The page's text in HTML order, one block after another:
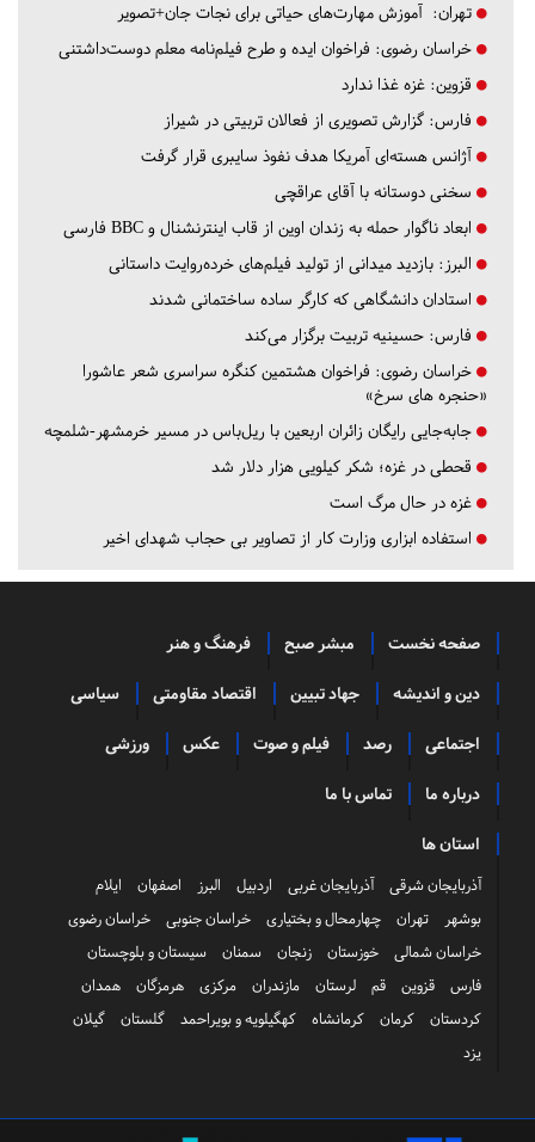
تهران: آموزش مهارت‌های حیاتی برای نجات جان+تصویر
خراسان رضوی: فراخوان ایده و طرح فیلم‌نامه معلم دوست‌داشتنی
قزوین: غزه غذا ندارد
فارس: گزارش تصویری از فعالان تربیتی در شیراز
آژانس هسته‌ای آمریکا هدف نفوذ سایبری قرار گرفت
سخنی دوستانه با آقای عراقچی
ابعاد ناگوار حمله به زندان اوین از قاب اینترنشنال و BBC فارسی
البرز: بازدید میدانی از تولید فیلم‌های خرده‌روایت داستانی
استادان دانشگاهی که کارگر ساده ساختمانی شدند
فارس: حسینیه تربیت برگزار می‌کند
خراسان رضوی: فراخوان هشتمین کنگره سراسری شعر عاشورا
«حنجره های سرخ»
جابه‌جایی رایگان زائران اربعین با ریل‌باس در مسیر خرمشهر-شلمچه
قحطی در غزه؛ شکر کیلویی هزار دلار شد
غزه در حال مرگ است
استفاده ابزاری وزارت کار از تصاویر بی حجاب شهدای اخیر
صفحه نخست مبشر صبح فرهنگ و هنر
دین و اندیشه جهاد تبیین اقتصاد مقاومتی سیاسی
اجتماعی رصد فیلم و صوت عکس ورزشی
درباره ما تماس با ما
استان ها
آذربایجان شرقی آذربایجان غربی اردبیل البرز اصفهان
ایلام
بوشهر
تهران چهارمحال و بختیاری خراسان جنوبی
خراسان رضوی
خراسان شمالی
خوزستان زنجان سمنان
سیستان و بلوچستان
فارس
قزوین قم لرستان مازندران مرکزی هرمزگان
همدان
کردستان
کرمان کرمانشاه کهگیلویه و بویراحمد گلستان
گیلان
یزد